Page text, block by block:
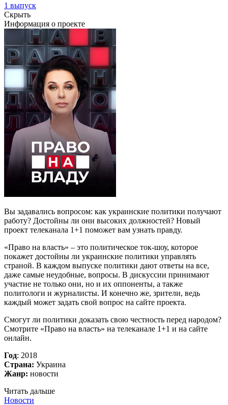
1 выпуск
Скрыть
Информация о проекте
Вы задавались вопросом: как украинские политики получают
работу? Достойны ли они высоких должностей? Новый
проект телеканала 1+1 поможет вам узнать правду.
«Право на власть» – это политическое ток-шоу, которое
покажет достойны ли украинские политики управлять
страной. В каждом выпуске политики дают ответы на все,
даже самые неудобные, вопросы. В дискуссии принимают
участие не только они, но и их оппоненты, а также
политологи и журналисты. И конечно же, зрители, ведь
каждый может задать свой вопрос на сайте проекта.
Смогут ли политики доказать свою честность перед народом?
Смотрите «Право на власть» на телеканале 1+1 и на сайте
онлайн.
Год: 2018
Страна: Украина
Жанр: новости
Читать дальше
Новости